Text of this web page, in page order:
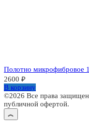
Полотно микрофибровое
2600 ₽
В корзину
©2026 Все права
публичной офертой.